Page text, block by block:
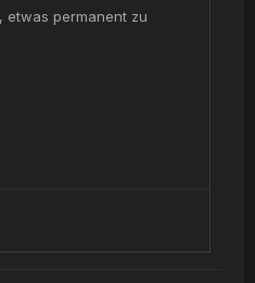
etwas permanent zu